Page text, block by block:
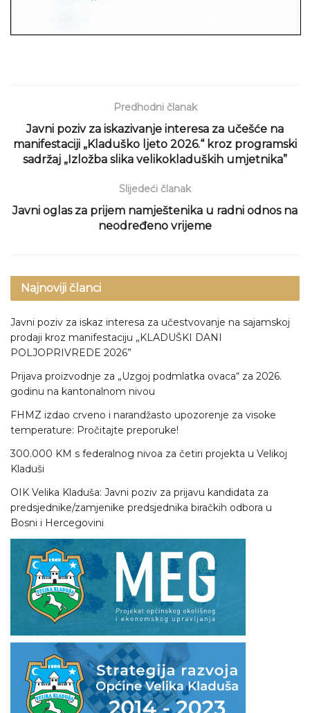
Predhodni članak
Javni poziv za iskazivanje interesa za učešće na
manifestaciji „Kladuško ljeto 2026.“ kroz programski
sadržaj „Izložba slika velikokladuških umjetnika”
Slijedeći članak
Javni oglas za prijem namještenika u radni odnos na
neodređeno vrijeme
Najnoviji članci
Javni poziv za iskaz interesa za učestvovanje na sajamskoj
prodaji kroz manifestaciju „KLADUŠKI DANI
POLJOPRIVREDE 2026”
Prijava proizvodnje za „Uzgoj podmlatka ovaca“ za 2026.
godinu na kantonalnom nivou
FHMZ izdao crveno i narandžasto upozorenje za visoke
temperature: Pročitajte preporuke!
300.000 KM s federalnog nivoa za četiri projekta u Velikoj
Kladuši
OIK Velika Kladuša: Javni poziv za prijavu kandidata za
predsjednike/zamjenike predsjednika biračkih odbora u
Bosni i Hercegovini